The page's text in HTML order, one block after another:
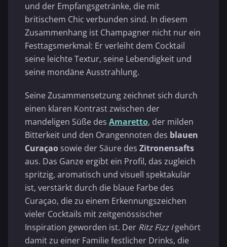
und der Empfangsgetränke, die mit
britischem Chic verbunden sind. In diesem
Zusammenhang ist Champagner nicht nur ein
Festtagsmerkmal: Er verleiht dem Cocktail
seine leichte Textur, seine Lebendigkeit und
seine mondäne Ausstrahlung.
Seine Zusammensetzung zeichnet sich durch
einen klaren Kontrast zwischen der
mandeligen Süße des Amaretto, der milden
Bitterkeit und den Orangennoten des blauen
Curaçao sowie der Säure des Zitronensafts
aus. Das Ganze ergibt ein Profil, das zugleich
spritzig, aromatisch und visuell spektakulär
ist, verstärkt durch die blaue Farbe des
Curaçao, die zu einem Erkennungszeichen
vieler Cocktails mit zeitgenössischer
Inspiration geworden ist. Der Ritz Fizz Igehört
damit zu einer Familie festlicher Drinks, die